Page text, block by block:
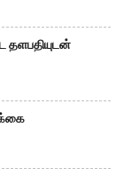
தளபதியுடன்